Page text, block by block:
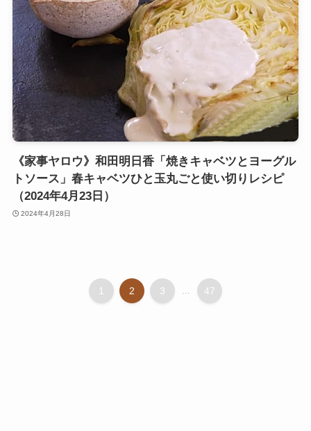
《家事ヤロウ》和田明日香「焼きキャベツとヨーグル
トソース」春キャベツひと玉丸ごと使い切りレシピ
（2024年4月23日）
2024年4月28日
1 2 3 47